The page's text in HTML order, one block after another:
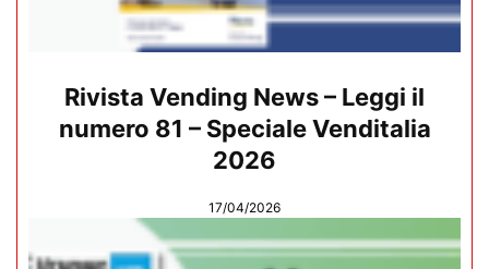
Rivista Vending News – Leggi il
numero 81 – Speciale Venditalia
2026
17/04/2026